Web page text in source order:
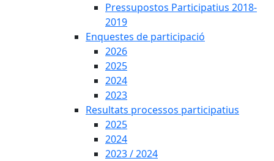
Pressupostos Participatius 2018-
2019
Enquestes de participació
2026
2025
2024
2023
Resultats processos participatius
2025
2024
2023 / 2024